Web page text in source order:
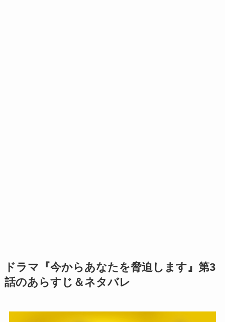
ドラマ『今からあなたを脅迫します』第3
話のあらすじ＆ネタバレ